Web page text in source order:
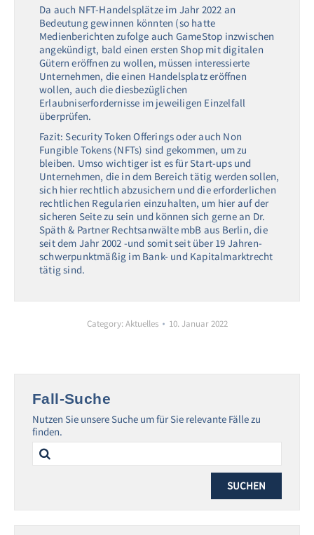
Da auch NFT-Handelsplätze im Jahr 2022 an
Bedeutung gewinnen könnten (so hatte
Medienberichten zufolge auch GameStop inzwischen
angekündigt, bald einen ersten Shop mit digitalen
Gütern eröffnen zu wollen, müssen interessierte
Unternehmen, die einen Handelsplatz eröffnen
wollen, auch die diesbezüglichen
Erlaubniserfordernisse im jeweiligen Einzelfall
überprüfen.
Fazit: Security Token Offerings oder auch Non
Fungible Tokens (NFTs) sind gekommen, um zu
bleiben. Umso wichtiger ist es für Start-ups und
Unternehmen, die in dem Bereich tätig werden sollen,
sich hier rechtlich abzusichern und die erforderlichen
rechtlichen Regularien einzuhalten, um hier auf der
sicheren Seite zu sein und können sich gerne an Dr.
Späth & Partner Rechtsanwälte mbB aus Berlin, die
seit dem Jahr 2002 -und somit seit über 19 Jahren-
schwerpunktmäßig im Bank- und Kapitalmarktrecht
tätig sind.
Category:Aktuelles 10. Januar 2022
Fall-Suche
Nutzen Sie unsere Suche um für Sie relevante Fälle zu
finden.
Search
for: